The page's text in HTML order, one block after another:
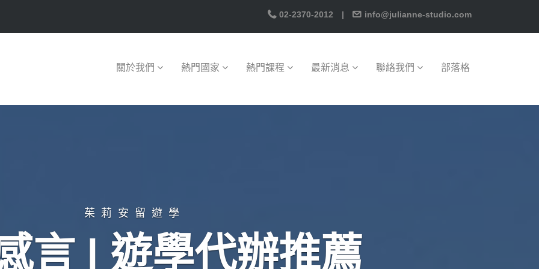
02-2370-2012 | info@julianne-studio.com
關於我們 熱門國家 熱門課程 最新消息 聯絡我們 部落格
茱莉安留遊學
言 | 遊學代辦推薦